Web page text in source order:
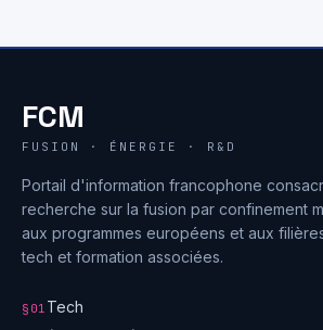
FCM
FUSION · ÉNERGIE · R&D
Portail d'information francophone
recherche sur la fusion par confinement
aux programmes européens et aux
tech et formation associées.
§01 Tech